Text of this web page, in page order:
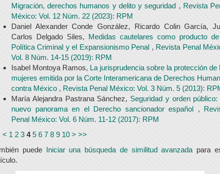
Migración, derechos humanos y delito y seguridad , Revista
México: Vol. 12 Núm. 22 (2023): RPM
Daniel Alexander Conde González, Ricardo Colin García,
Carlos Delgado Siles, Medidas cautelares como producto
Política Criminal y el Expansionismo Penal , Revista Penal
Vol. 8 Núm. 14-15 (2019): RPM
Isabel Montoya Ramos, La jurisprudencia sobre la protección de
mujeres emitida por la Corte Interamericana de Derechos
contra México , Revista Penal México: Vol. 3 Núm. 5 (2013):
María Alejandra Pastrana Sánchez, Seguridad y orden público:
nuevo panorama en el Derecho sancionador español ,
Penal México: Vol. 6 Núm. 11-12 (2017): RPM
< 1 2 3 4 5 6 7 8 9 10 > >>
puede Iniciar una búsqueda de similitud avanzada para